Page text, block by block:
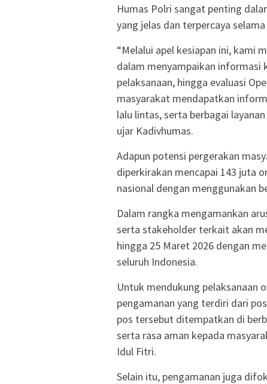
Humas Polri sangat penting
yang jelas dan terpercaya
“Melalui apel kesiapan ini, kami
dalam menyampaikan informasi
pelaksanaan, hingga evaluasi
masyarakat mendapatkan
lalu lintas, serta berbagai
ujar Kadivhumas.
Adapun potensi pergerakan
diperkirakan mencapai 143 juta
nasional dengan menggunakan
Dalam rangka mengamankan
serta stakeholder terkait akan
hingga 25 Maret 2026 dengan
seluruh Indonesia.
Untuk mendukung pelaksanaan
pengamanan yang terdiri dari
pos tersebut ditempatkan di
serta rasa aman kepada
Idul Fitri.
Selain itu, pengamanan juga